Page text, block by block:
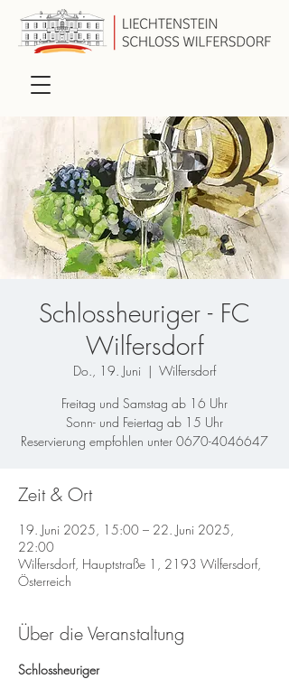
Schlossheuriger - FC
Wilfersdorf
Do., 19. Juni
  |
Wilfersdorf
Freitag und Samstag ab 16 Uhr
Sonn- und Feiertag ab 15 Uhr
Reservierung empfohlen unter 0670-4046647
Zeit & Ort
19. Juni 2025, 15:00 – 22. Juni 2025,
22:00
Wilfersdorf, Hauptstraße 1, 2193 Wilfersdorf,
Österreich
Über die Veranstaltung
Schlossheuriger